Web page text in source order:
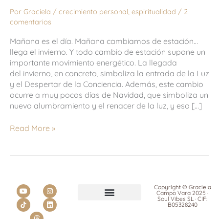
Por Graciela / crecimiento personal, espiritualidad / 2
comentarios
Mañana es el día. Mañana cambiamos de estación…
llega el invierno. Y todo cambio de estación supone un
importante movimiento energético. La llegada
del invierno, en concreto, simboliza la entrada de la Luz
y el Despertar de la Conciencia. Además, este cambio
ocurre a muy pocos días de Navidad, que simboliza un
nuevo alumbramiento y el renacer de la luz, y eso […]
Read More »
Y
o
u
t
u
I
n
s
t
a
L
i
n
k
e
a
Copyright © Graciela
Campo Vara 2025 ·
Soul Vibes SL · CIF:
B05328240